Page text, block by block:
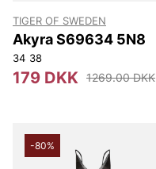
TIGER OF SWEDEN
Akyra S69634 5N8
34 38
179 DKK 1269.00 DKK
-80%